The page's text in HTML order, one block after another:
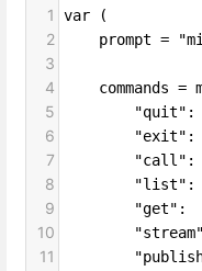
1 var (
2 prompt =
3
4
commands =
5 "quit":
6 "exit":
7 "call":
8 "list":
9 "get":
10
11